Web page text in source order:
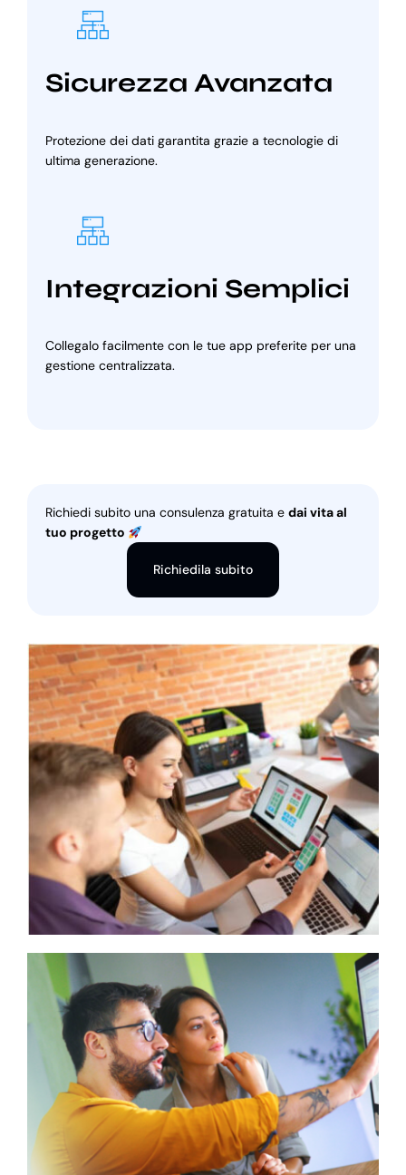
Sicurezza Avanzata
Protezione dei dati garantita grazie a tecnologie di
ultima generazione.
Integrazioni Semplici
Collegalo facilmente con le tue app preferite per una
gestione centralizzata.
Richiedi subito una consulenza gratuita e dai vita al
tuo progetto
Richiedila subito